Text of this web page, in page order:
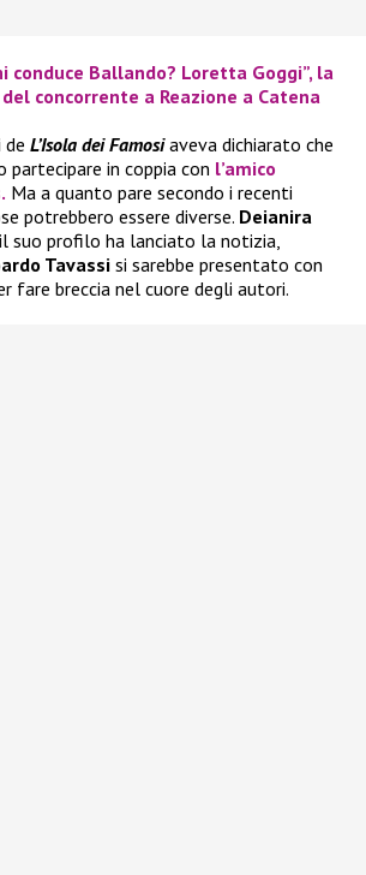
conduce Ballando? Loretta Goggi”, la
concorrente a Reazione a Catena
L’Isola dei Famosiaveva dichiarato che
partecipare in coppia con l’amico
Ma a quanto pare secondo i recenti
potrebbero essere diverse. Deianira
suo profilo ha lanciato la notizia,
Tavassi si sarebbe presentato con
fare breccia nel cuore degli autori.